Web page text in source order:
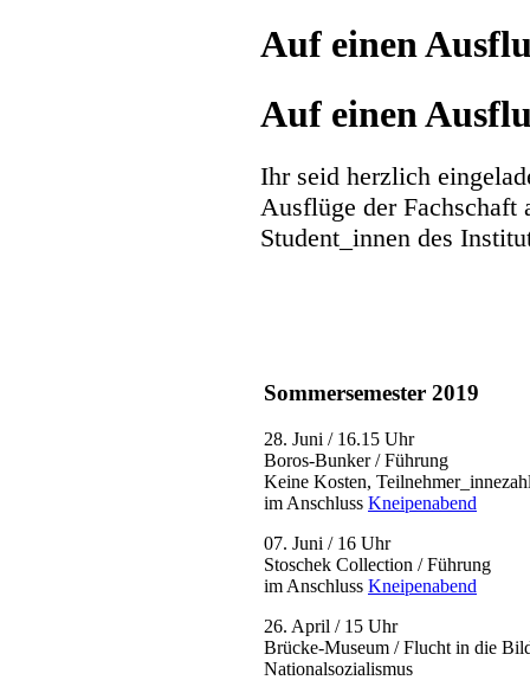
Auf einen
Auf einen
Ihr seid herzlich
Ausflüge der Fachschaft
Student_innen des
Sommersemester 2019
28. Juni / 16.15 Uhr
Boros-Bunker / Führung
Keine Kosten,
im Anschluss Kneipenabend
07. Juni / 16 Uhr
Stoschek Collection / Führung
im Anschluss Kneipenabend
26. April / 15 Uhr
Brücke-Museum / Flucht in die
Nationalsozialismus